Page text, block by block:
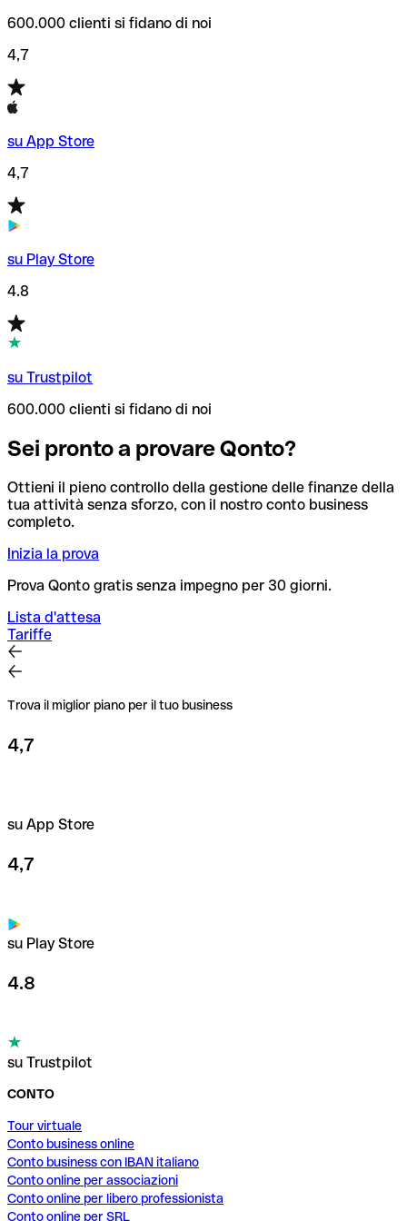
600.000 clienti si fidano di noi
4,7
su App Store
4,7
su Play Store
4.8
su Trustpilot
600.000 clienti si fidano di noi
Sei pronto a provare Qonto?
Ottieni il pieno controllo della gestione delle finanze della
tua attività senza sforzo, con il nostro conto business
completo.
Inizia la prova
Prova Qonto gratis senza impegno per 30 giorni.
Lista d'attesa
Tariffe
Trova il miglior piano per il tuo business
4,7
su App Store
4,7
su Play Store
4.8
su Trustpilot
CONTO
Tour virtuale
Conto business online
Conto business con IBAN italiano
Conto online per associazioni
Conto online per libero professionista
Conto online per SRL